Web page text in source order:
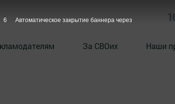
За СВОих Наши
5 Автоматическое закрытие баннера через